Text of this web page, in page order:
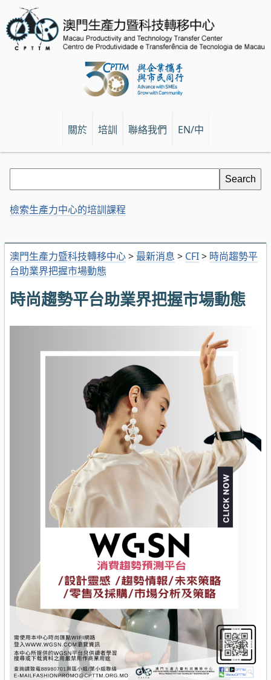
關於 培訓 聯絡我們 EN/中
澳門生產力暨科技轉移中心> 最新消息 > CFI> 時尚趨勢平
台助業界把握市場動態
時尚趨勢平台助業界把握市場動態
檢索生產力中心的培訓課程